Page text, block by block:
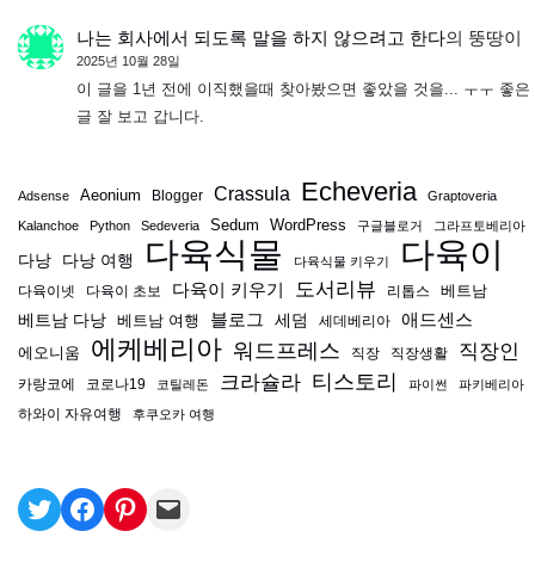
나는 회사에서 되도록 말을 하지 않으려고 한다의 뚱땅이
2025년 10월 28일
이 글을 1년 전에 이직했을때 찾아봤으면 좋았을 것을... ㅜㅜ 좋은
글 잘 보고 갑니다.
Adsense Aeonium Blogger Crassula Echeveria Graptoveria
Kalanchoe Python Sedeveria Sedum WordPress 구글블로거 그라프토베리아
다낭 다낭 여행 다육식물 다육식물 키우기 다육이
다육이넷 다육이 초보 다육이 키우기 도서리뷰 리톱스
베트남
베트남 다낭 베트남 여행 블로그 세덤 세데베리아 애드센스
에오니움 에케베리아 워드프레스 직장 직장생활 직장인
카랑코에 코로나19 코틸레돈 크라슐라 티스토리 파이썬 파키베리아
하와이 자유여행 후쿠오카 여행